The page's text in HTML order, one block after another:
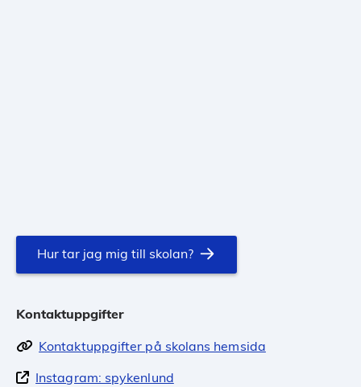
Hur tar jag mig till skolan?
Kontaktuppgifter
Kontaktuppgifter på skolans hemsida
Instagram: spykenlund